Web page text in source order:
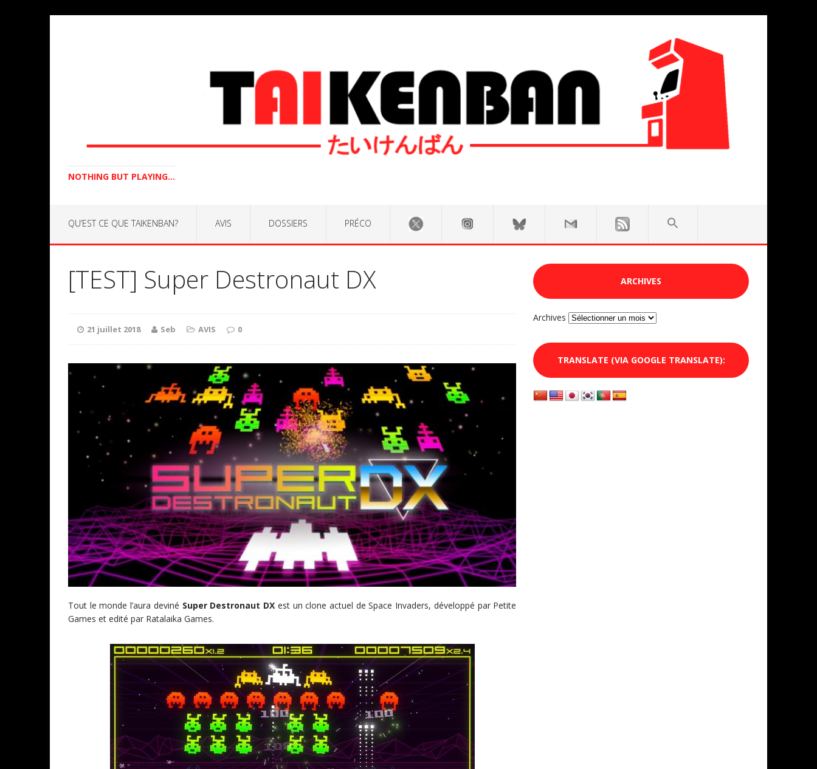
NOTHING BUT PLAYING...
QU’EST CE QUE TAIKENBAN? AVIS DOSSIERS PRÉCO
[TEST] Super Destronaut DX
21 juillet 2018 Seb AVIS 0
Tout le monde l’aura deviné Super Destronaut DX est un clone actuel de Space Invaders, développé par Petite
Games et edité par Ratalaika Games.
ARCHIVES
Archives
TRANSLATE (VIA GOOGLE TRANSLATE):